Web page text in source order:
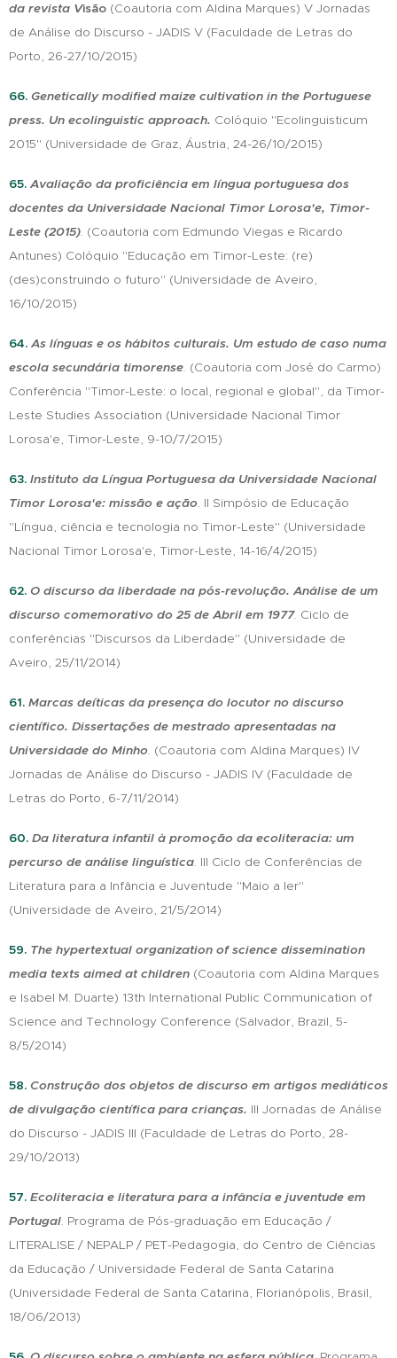
da revista Visão (Coautoria com Aldina Marques) V Jornadas
de Análise do Discurso - JADIS V (Faculdade de Letras do
Porto, 26-27/10/2015)
66. Genetically modified maize cultivation in the Portuguese
press. Un ecolinguistic approach. Colóquio "Ecolinguisticum
2015" (Universidade de Graz, Áustria, 24-26/10/2015)
65. Avaliação da proficiência em língua portuguesa dos
docentes da Universidade Nacional Timor Lorosa'e, Timor-
Leste (2015). (Coautoria com Edmundo Viegas e Ricardo
Antunes) Colóquio "Educação em Timor-Leste: (re)
(des)construindo o futuro" (Universidade de Aveiro,
16/10/2015)
64. As línguas e os hábitos culturais. Um estudo de caso numa
escola secundária timorense. (Coautoria com José do Carmo)
Conferência "Timor-Leste: o local, regional e global", da Timor-
Leste Studies Association (Universidade Nacional Timor
Lorosa'e, Timor-Leste, 9-10/7/2015)
63. Instituto da Língua Portuguesa da Universidade Nacional
Timor Lorosa'e: missão e ação. II Simpósio de Educação
"Língua, ciência e tecnologia no Timor-Leste" (Universidade
Nacional Timor Lorosa'e, Timor-Leste, 14-16/4/2015)
62. O discurso da liberdade na pós-revolução. Análise de um
discurso comemorativo do 25 de Abril em 1977. Ciclo de
conferências "Discursos da Liberdade" (Universidade de
Aveiro, 25/11/2014)
61. Marcas deíticas da presença do locutor no discurso
científico. Dissertações de mestrado apresentadas na
Universidade do Minho. (Coautoria com Aldina Marques) IV
Jornadas de Análise do Discurso - JADIS IV (Faculdade de
Letras do Porto, 6-7/11/2014)
60. Da literatura infantil à promoção da ecoliteracia: um
percurso de análise linguística. III Ciclo de Conferências de
Literatura para a Infância e Juventude "Maio a ler"
(Universidade de Aveiro, 21/5/2014)
59. The hypertextual organization of science dissemination
media texts aimed at children (Coautoria com Aldina Marques
e Isabel M. Duarte) 13th International Public Communication of
Science and Technology Conference (Salvador, Brazil, 5-
8/5/2014)
58. Construção dos objetos de discurso em artigos mediáticos
de divulgação científica para crianças. III Jornadas de Análise
do Discurso - JADIS III (Faculdade de Letras do Porto, 28-
29/10/2013)
57. Ecoliteracia e literatura para a infância e juventude em
Portugal. Programa de Pós-graduação em Educação /
LITERALISE / NEPALP / PET-Pedagogia, do Centro de Ciências
da Educação / Universidade Federal de Santa Catarina
(Universidade Federal de Santa Catarina, Florianópolis, Brasil,
18/06/2013)